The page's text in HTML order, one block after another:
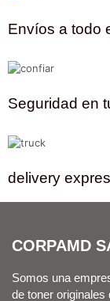
Envíos a todo
Seguridad en
delivery
CORPAMD
Somos una
de toner